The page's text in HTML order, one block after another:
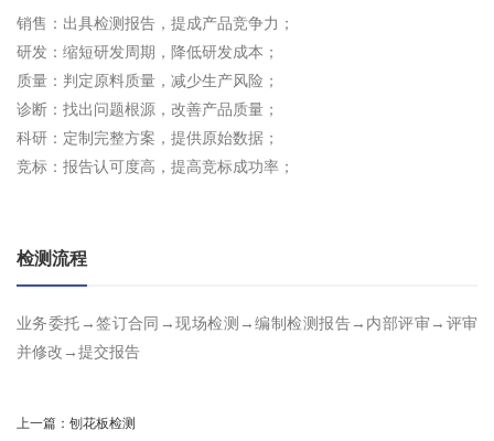
销售：出具检测报告，提成产品竞争力；
研发：缩短研发周期，降低研发成本；
质量：判定原料质量，减少生产风险；
诊断：找出问题根源，改善产品质量；
科研：定制完整方案，提供原始数据；
竞标：报告认可度高，提高竞标成功率；
检测流程
业务委托→签订合同→现场检测→编制检测报告→内部评审→评审
并修改→提交报告
上一篇： 刨花板检测